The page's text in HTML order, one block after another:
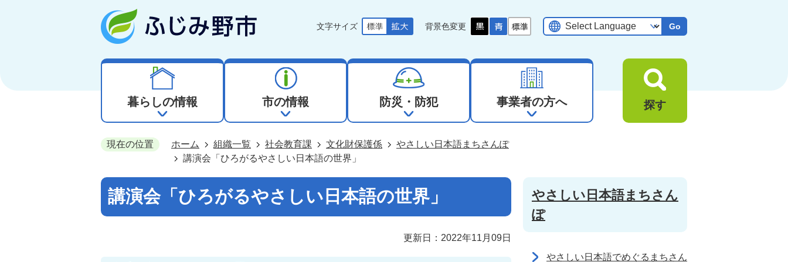
文字サイズ 背景色変更 Go
暮らしの情報 市の情報 防災・防犯 事業者の方へ 探す
現在の位置 ホーム 組織一覧 社会教育課 文化財保護係
やさしい日本語まちさんぽ
講演会「ひろがるやさしい日本語の世界」
講演会「ひろがるやさしい日本語の世界」
更新日：2022年11月09日
やさしい日本語まちさん
ぽ
やさしい日本語でめぐるまちさん